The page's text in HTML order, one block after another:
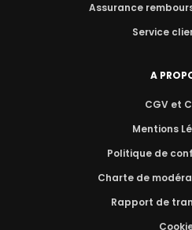
Assurance
Service
A
CGV et
Mentions
Politique de
Charte de
Rapport de